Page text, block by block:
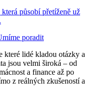
působí přetíženě už
poradit
které lidé kladou otázky a
jsou velmi široká – od
a finance až po
z reálných zkušeností a